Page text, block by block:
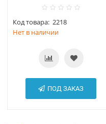
Код товара: 2218
Нет в наличии
ПОД ЗАКАЗ